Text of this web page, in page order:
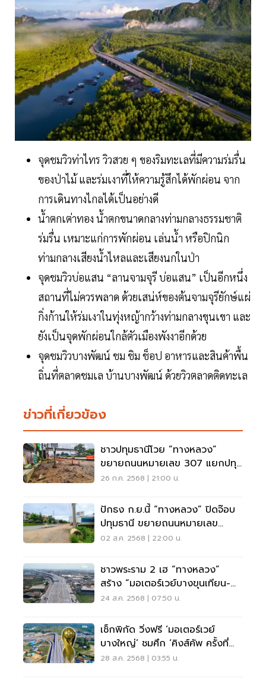
จุดชมวิวท่าไทร วิวสวย ๆ ของริมทะเลที่มีความร่มรื่น
ของป่าไม้ และร่มเงาที่ให้ความรู้สึกได้พักผ่อน จาก
การเดินทางไกลได้เป็นอย่างดี
น้ำตกเต่าทอง น้ำตกขนาดกลางท่ามกลางธรรมชาติ
ร่มรื่น เหมาะแก่การพักผ่อน เล่นน้ำ หรือปิกนิก
ท่ามกลางเสียงน้ำไหลและเสียงนกในป่า
จุดชมวิวบ่อแสน “ลานจามจุรี บ่อแสน” เป็นอีกหนึ่ง
สถานที่ไม่ควรพลาด ด้วยเสน่ห์ของต้นจามจุรียักษ์แผ่
กิ่งก้านให้ร่มเงาในทุ่งหญ้ากว้างท่ามกลางขุนเขา และ
ยังเป็นจุดพักผ่อนใกล้ตัวเมืองพังงาอีกด้วย
จุดชมวิวบางพัฒน์ ชม ชิม ช็อป อาหารและสินค้าพื้น
ถิ่นที่ตลาดชมเล บ้านบางพัฒน์ ด้วยวิวตลาดติดทะเล
ข่าวที่เกี่ยวข้อง
ชาวปทุมธานีโวย “ทางหลวง”
ขยายถนนหมายเลข 307 แยกปทุม
วิไล ดีเลย์หนัก
26 ก.ค. 2568 | 21:00 น.
ปักธง ก.ย.นี้ “ทางหลวง” ปิดจ๊อบ
ปทุมธานี ขยายถนนหมายเลข
307-แยกปทุมวิไล
02 ส.ค. 2568 | 22:00 น.
ชาวพระราม 2 เฮ “ทางหลวง”
สร้าง “มอเตอร์เวย์บางขุนเทียน-
เอกชัย” เสร็จแล้ว
24 ส.ค. 2568 | 07:50 น.
เช็กพิกัด วิ่งฟรี ‘มอเตอร์เวย์
บางใหญ่’ ชมศึก ‘คิงส์คัพ ครั้งที่
51’ ยาว 13 วัน
28 ส.ค. 2568 | 03:55 น.